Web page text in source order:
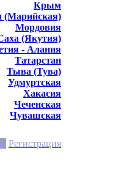
Крым
Мордовия
(Якутия)
- Алания
Татарстан
Тыва (Тува)
Удмуртская
Хакасия
Чеченская
Чувашская
Регистрация